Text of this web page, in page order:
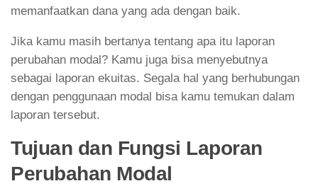
memanfaatkan dana yang ada dengan baik.
Jika kamu masih bertanya tentang apa itu laporan
perubahan modal? Kamu juga bisa menyebutnya
sebagai laporan ekuitas. Segala hal yang berhubungan
dengan penggunaan modal bisa kamu temukan dalam
laporan tersebut.
Tujuan dan Fungsi Laporan
Perubahan Modal